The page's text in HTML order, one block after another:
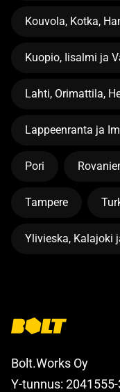
Kouvola, Kotka,
Kuopio, Iisalmi ja
Lahti, Orimattila,
Lappeenranta ja
Pori
Tampere
Ylivieska, Kalajoki
Bolt.Works Oy
Y-tunnus: 2041555-